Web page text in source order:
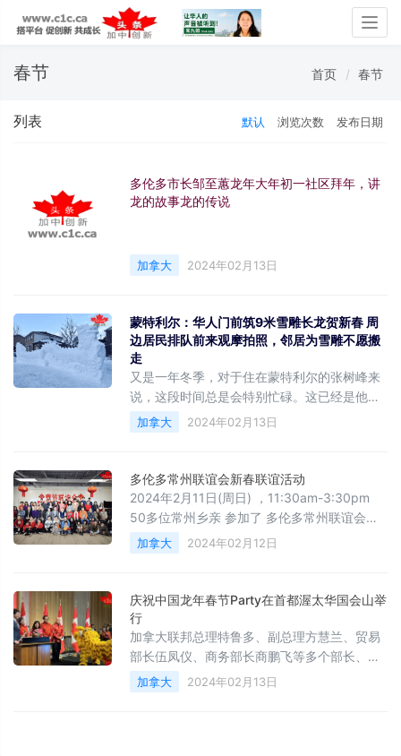
春节 首页 春节
列表 默认 浏览次数 发布日期
多伦多市长邹至蕙龙年大年初一社区拜年，讲
龙的故事龙的传说
加拿大 2024年02月13日
蒙特利尔：华人门前筑9米雪雕长龙贺新春 周
边居民排队前来观摩拍照，邻居为雪雕不愿搬
走
又是一年冬季，对于住在蒙特利尔的张树峰来
说，这段时间总是会特别忙碌。这已经是他连
续第4年在家门口做雪雕，虽然辛苦，却很值
得。
加拿大 2024年02月13日
多伦多常州联谊会新春联谊活动
2024年2月11日(周日) ，11:30am-3:30pm
50多位常州乡亲 参加了 多伦多常州联谊会新
春联谊活动, 活动 由潘晨秘书长主持， 联谊会
会长 祝小清发表新年致辞：
加拿大 2024年02月12日
庆祝中国龙年春节Party在首都渥太华国会山举
行
加拿大联邦总理特鲁多、副总理方慧兰、贸易
部长伍凤仪、商务部长商鹏飞等多个部长、多
位议员出席活动。
加拿大 2024年02月13日